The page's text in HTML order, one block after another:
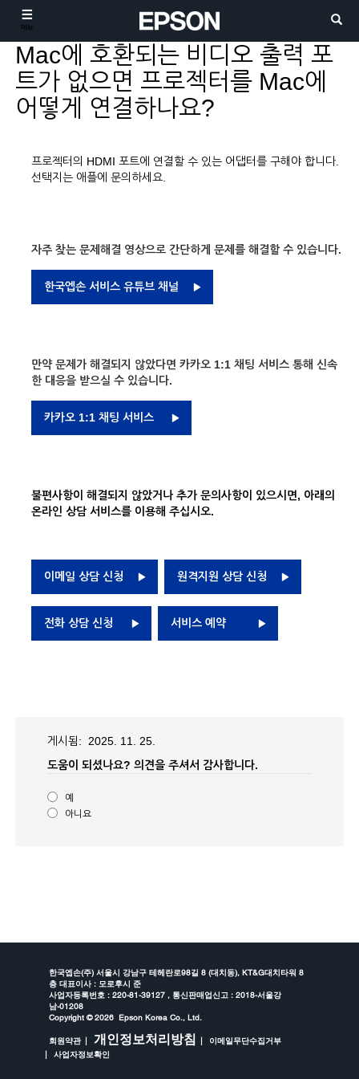
메뉴
Mac에 호환되는 비디오 출력 포
트가 없으면 프로젝터를 Mac에
어떻게 연결하나요?
프로젝터의 HDMI 포트에 연결할 수 있는 어댑터를 구해야 합니다.
선택지는 애플에 문의하세요.
자주 찾는 문제해결 영상으로 간단하게 문제를 해결할 수 있습니다.
한국엡손 서비스 유튜브 채널
만약 문제가 해결되지 않았다면 카카오 1:1 채팅 서비스 통해 신속
한 대응을 받으실 수 있습니다.
카카오 1:1 채팅 서비스
불편사항이 해결되지 않았거나 추가 문의사항이 있으시면, 아래의
온라인 상담 서비스를 이용해 주십시오.
이메일 상담 신청 원격지원 상담 신청
전화 상담 신청 서비스 예약
게시됨: 2025. 11. 25.
도움이 되셨나요? 의견을 주셔서 감사합니다.
예
아니요
한국엡손(주) 서울시 강남구 테헤란로98길 8 (대치동), KT&G대치타워 8
층 대표이사 : 모로후시 준
사업자등록번호 : 220-81-39127 , 통신판매업신고 : 2018-서울강
남-01208
Copyright ©2026 Epson Korea Co., Ltd.
회원약관 개인정보처리방침
이메일무단수집거부
사업자정보확인